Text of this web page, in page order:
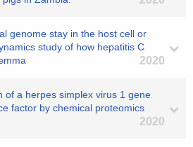
genome stay in the host cell or
study of how hepatitis C
2020
of a herpes simplex virus 1 gene
factor by chemical proteomics
2020